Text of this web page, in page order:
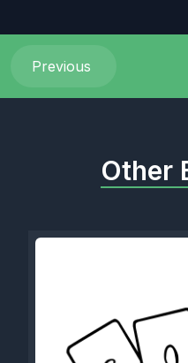
Previous
Other